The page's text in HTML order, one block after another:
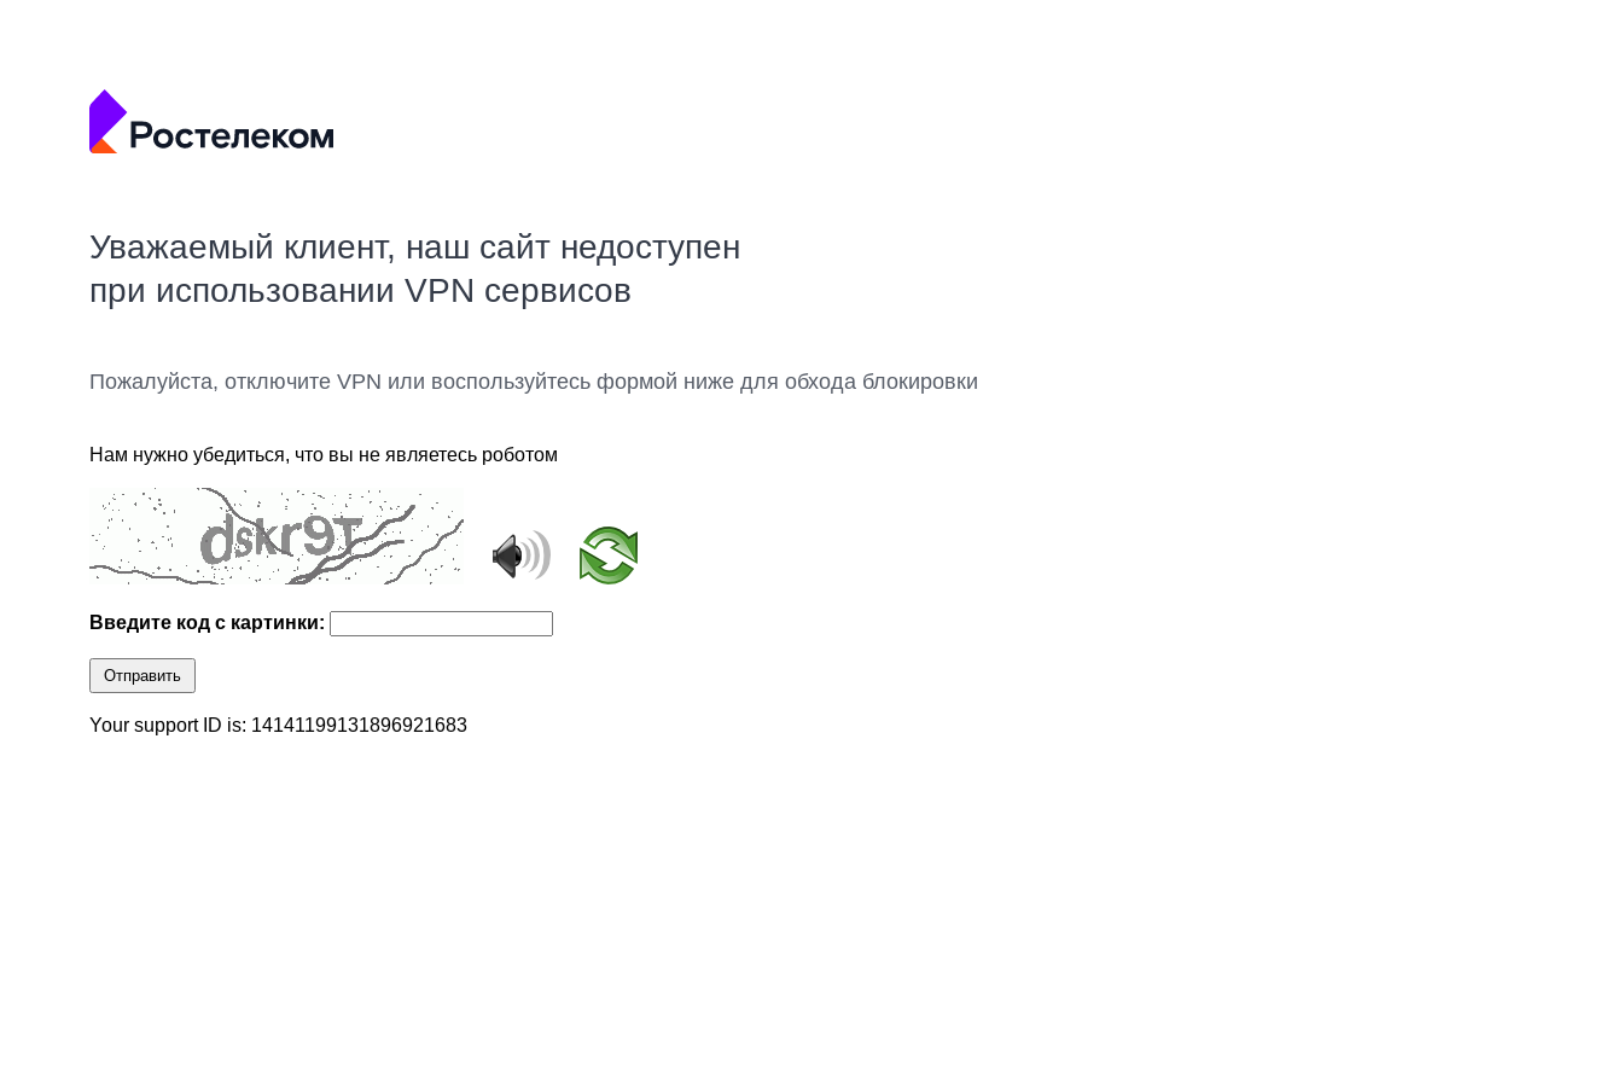
Уважаемый клиент, наш сайт недоступен
при использовании VPN сервисов
Пожалуйста, отключите VPN или воспользуйтесь формой ниже для обхода блокировки
Нам нужно убедиться, что вы не являетесь роботом
Введите код с картинки:
Отправить
Your support ID is: 14141199131896921683